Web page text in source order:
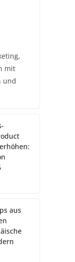
mit
und
aus